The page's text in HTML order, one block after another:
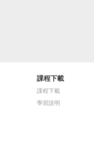
課程下載
課程下載
學習說明